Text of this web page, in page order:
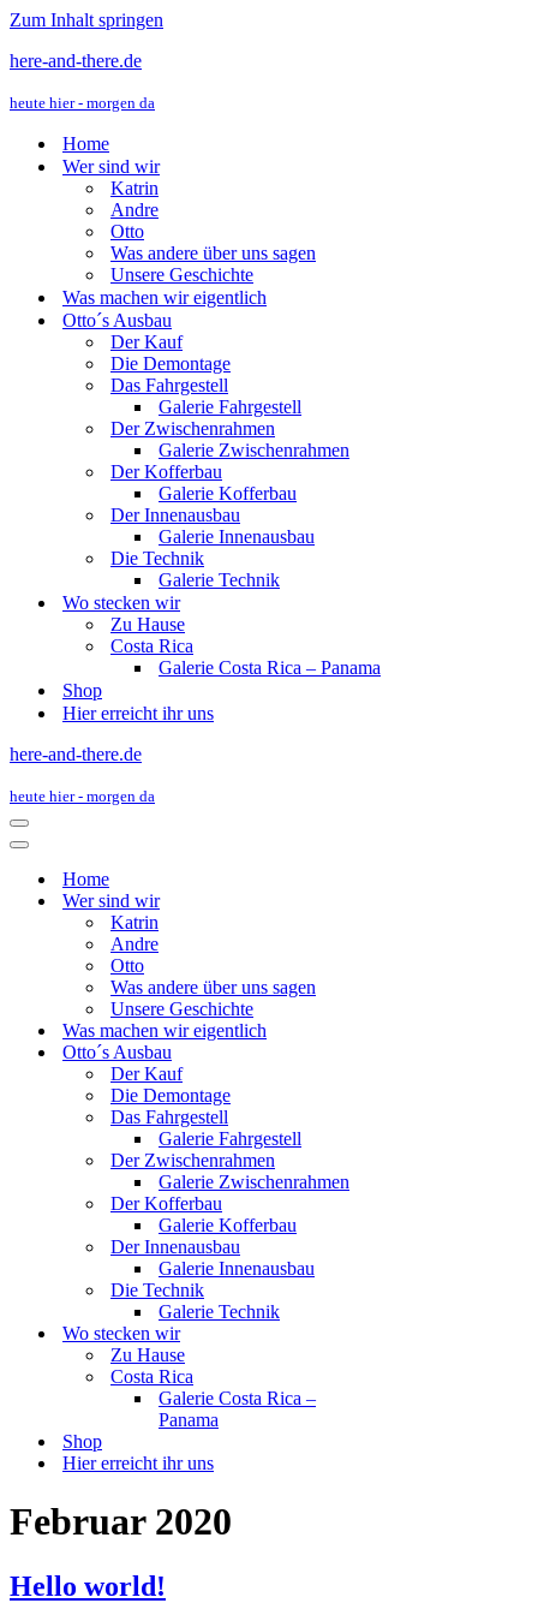
Zum Inhalt springen
here-and-there.de
heute hier - morgen da
Home
Wer sind wir
Katrin
Andre
Otto
Was andere über uns sagen
Unsere Geschichte
Was machen wir eigentlich
Otto´s Ausbau
Der Kauf
Die Demontage
Das Fahrgestell
Galerie Fahrgestell
Der Zwischenrahmen
Galerie Zwischenrahmen
Der Kofferbau
Galerie Kofferbau
Der Innenausbau
Galerie Innenausbau
Die Technik
Galerie Technik
Wo stecken wir
Zu Hause
Costa Rica
Galerie Costa Rica – Panama
Shop
Hier erreicht ihr uns
here-and-there.de
heute hier - morgen da
Navigations-
Menü
Navigations-
Home
Wer sind wir
Katrin
Andre
Otto
Was andere über uns sagen
Unsere Geschichte
Was machen wir eigentlich
Otto´s Ausbau
Der Kauf
Die Demontage
Das Fahrgestell
Galerie Fahrgestell
Der Zwischenrahmen
Galerie Zwischenrahmen
Der Kofferbau
Galerie Kofferbau
Der Innenausbau
Galerie Innenausbau
Die Technik
Galerie Technik
Wo stecken wir
Zu Hause
Costa Rica
Galerie Costa Rica –
Panama
Shop
Hier erreicht ihr uns
Februar 2020
Hello world!